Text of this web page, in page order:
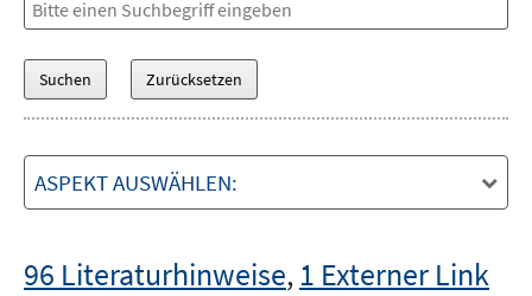
ASPEKT AUSWÄHLEN:
96 Literaturhinweise, 1 Externer Link